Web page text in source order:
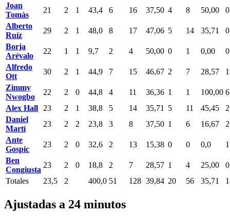
Joan
Tomàs
21 2 1 43,4 6 16 37,50 4 8 50,00
0
Alberto
Ruíz
29 2 1 48,0 8 17 47,06 5 14 35,71
0
Borja
Arévalo
22 1 1 9,7 2 4 50,00 0 1 0,00
0
Alfredo
Ott
30 2 1 44,9 7 15 46,67 2 7 28,57
1
Zimmy
Nwogbo
22 2 0 44,8 4 11 36,36 1 1 100,00 6
Alex Hall
23 2 1 38,8 5 14 35,71 5 11 45,45
2
Daniel
Martí
23 2 2 23,8 3 8 37,50 1 6 16,67
2
Ante
Gospic
23 2 0 32,6 2 13 15,38 0 0 0,0
1
Ben
Congiusta
23 2 0 18,8 2 7 28,57 1 4 25,00
0
Totales
23,5 2 400,0 51 128 39,84 20 56 35,71
Ajustadas a 24 minutos